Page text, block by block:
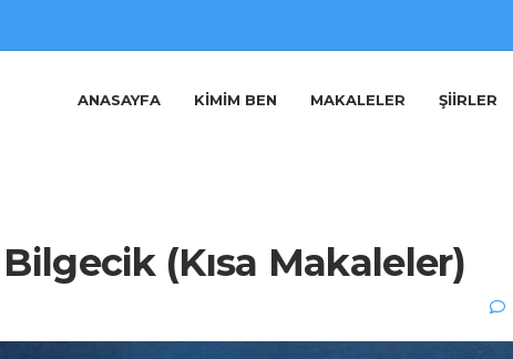
ANASAYFA KIMIM BEN MAKALELER ŞIIRLER
(Kısa Makaleler)